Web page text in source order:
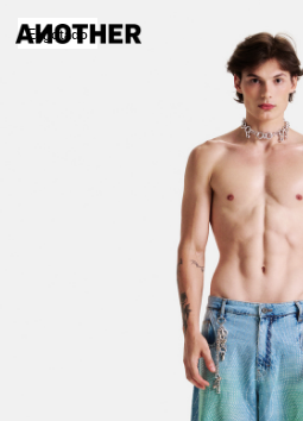
Esgotado